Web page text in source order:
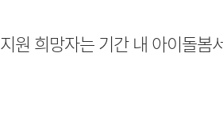
지원 희망자는 기간 내 아이돌봄